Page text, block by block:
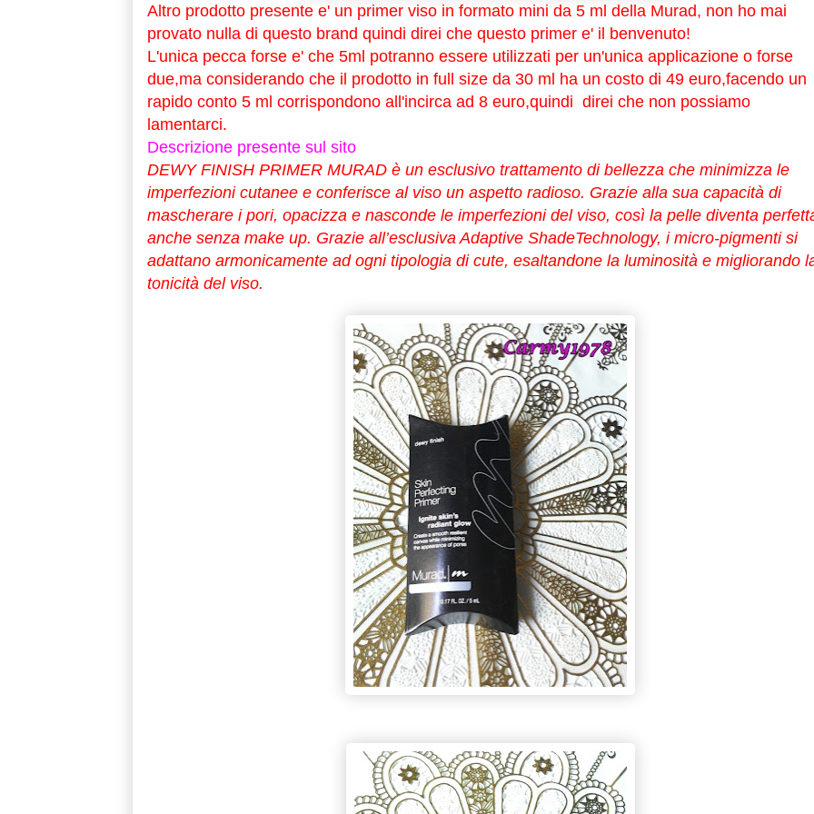
Altro prodotto presente e' un primer viso in formato mini da 5 ml della Murad, non ho mai
provato nulla di questo brand quindi direi che questo primer e' il benvenuto!
L'unica pecca forse e' che 5ml potranno essere utilizzati per un'unica applicazione o forse
due,ma considerando che il prodotto in full size da 30 ml ha un costo di 49 euro,facendo un
rapido conto 5 ml corrispondono all'incirca ad 8 euro,quindi direi che non possiamo
lamentarci.
Descrizione presente sul sito
DEWY FINISH PRIMER MURAD è un esclusivo trattamento di bellezza che minimizza le
imperfezioni cutanee e conferisce al viso un aspetto radioso. Grazie alla sua capacità di
mascherare i pori, opacizza e nasconde le imperfezioni del viso, così la pelle diventa
anche senza make up. Grazie all’esclusiva Adaptive ShadeTechnology, i micro-pigmenti si
adattano armonicamente ad ogni tipologia di cute, esaltandone la luminosità e migliorando
tonicità del viso.